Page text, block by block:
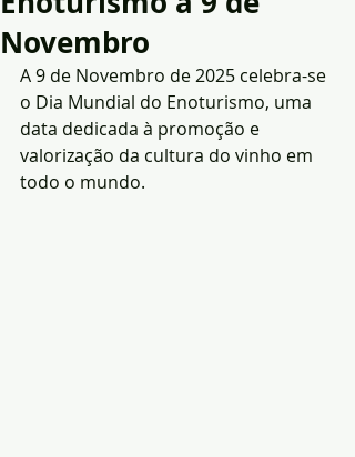
Novembro
A 9 de Novembro de 2025 celebra-se
o Dia Mundial do Enoturismo, uma
data dedicada à promoção e
valorização da cultura do vinho em
todo o mundo.